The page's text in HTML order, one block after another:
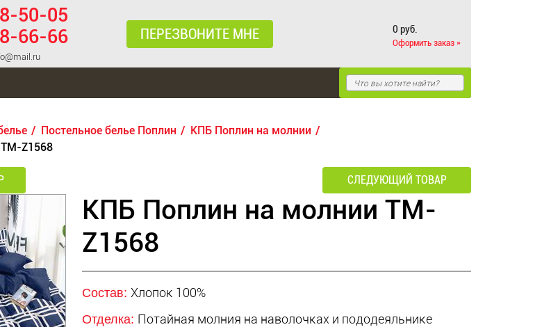
50-05
66-66 ПЕРЕЗВОНИТЕ МНЕ 0 руб.
Оформить заказ »
Постельное белье Поплин
КПБ Поплин на молнии
Z1568
СЛЕДУЮЩИЙ ТОВАР
КПБ Поплин на молнии TM-
Z1568
Состав: Хлопок 100%
Отделка: Потайная молния на наволочках и пододеяльнике